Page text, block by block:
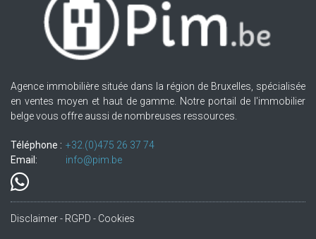
Agence immobilière située dans la région de Bruxelles, spécialisée
en ventes moyen et haut de gamme. Notre portail de l'immobilier
belge vous offre aussi de nombreuses ressources.
Téléphone : +32.(0)475 26 37 74
Email:
info@pim.be
Disclaimer - RGPD - Cookies